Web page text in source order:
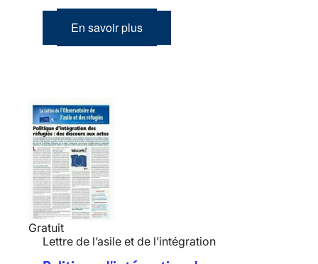
En savoir plus
Gratuit
Lettre de l’asile et de l’intégration